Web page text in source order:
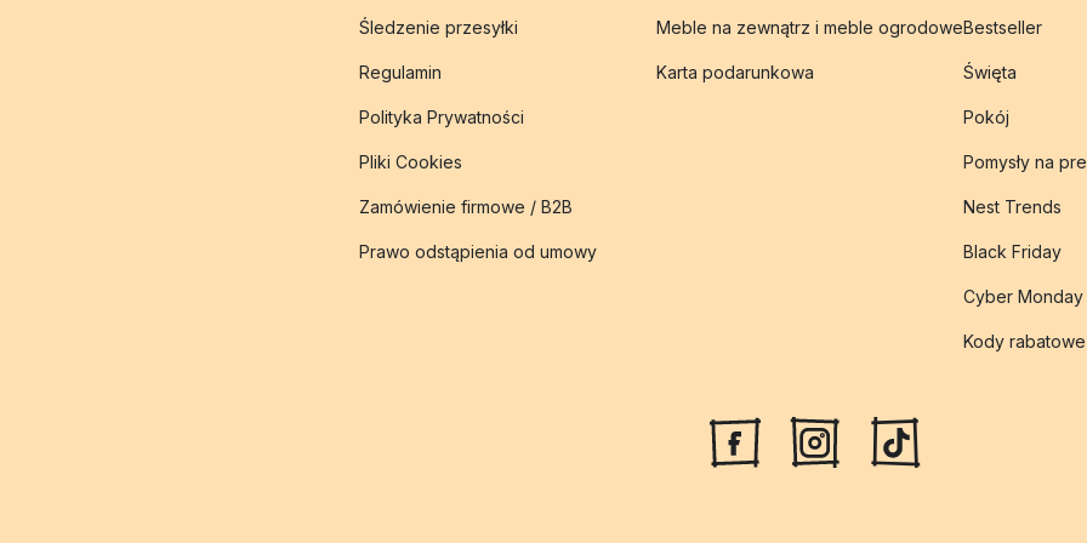
Śledzenie przesyłki
Regulamin
Polityka Prywatności
Pliki Cookies
Zamówienie firmowe / B2B
Prawo odstąpienia od umowy
Meble na zewnątrz i meble ogrodowe
Karta podarunkowa
Bestseller
Święta
Pokój
Pomysły na
Nest Trends
Black Friday
Cyber Monday
Kody rabatowe